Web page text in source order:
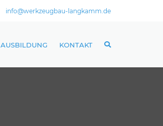
info@werkzeugbau-langkamm.de
AUSBILDUNG KONTAKT